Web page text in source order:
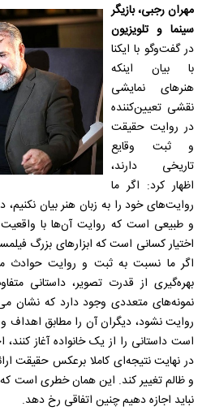
مهران رجبی، بازیگر
سینما و تلویزیون
در گفت‌وگو با ایکنا
با بیان اینکه
هنرهای نمایشی
نقشی تعیین‌کننده
در روایت حقیقت
و ثبت وقایع
تاریخی دارند،
اظهار کرد: اگر ما
روایت‌های خود را به زبان هنر بیان نکنیم،
و طبیعی است که روایت آن‌ها با واقعیت
اختیار کسانی است که ابزارهای بزرگ
اگر ما نسبت به ثبت و روایت حوادث
بهره‌گیری از قدرت تصویر، داستانی
نمونه‌های متعددی وجود دارد که نشان
روایت نشود، دیگران آن را مطابق اهداف
است داستانی را از یک خانواده آغاز
در نهایت نتیجه‌ای کاملا برعکس حقیقت
و ظالم تغییر کند. این همان خطری است که
نباید اجازه دهیم چنین اتفاقی رخ دهد.